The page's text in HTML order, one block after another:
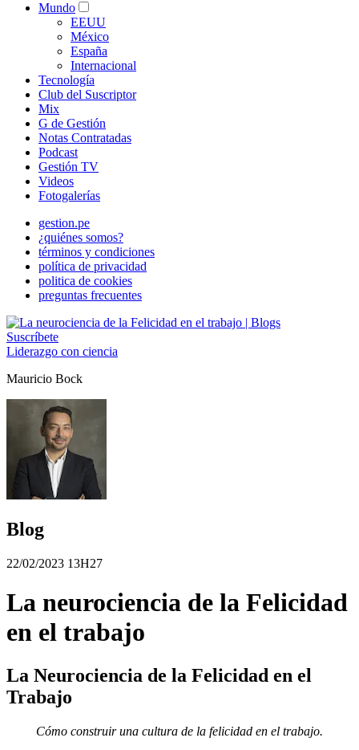
Mundo
EEUU
México
España
Internacional
Tecnología
Club del Suscriptor
Mix
G de Gestión
Notas Contratadas
Podcast
Gestión TV
Videos
Fotogalerías
gestion.pe
¿quiénes somos?
términos y condiciones
política de privacidad
politica de cookies
preguntas frecuentes
Suscríbete
Liderazgo con ciencia
Mauricio Bock
Blog
22/02/2023 13H27
La neurociencia de la Felicidad
en el trabajo
La Neurociencia de la Felicidad en el
Trabajo
Cómo construir una cultura de la felicidad en el trabajo.